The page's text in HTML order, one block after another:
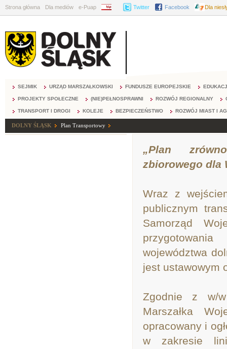
Strona główna Dla mediów e-Puap BIP Twitter Facebook Dla
SEJMIK URZĄD MARSZAŁKOWSKI FUNDUSZE EUROPEJSKIE
PROJEKTY SPOŁECZNE (NIE)PEŁNOSPRAWNI ROZWÓJ REGIONALNY
TRANSPORT I DROGI KOLEJE BEZPIECZEŃSTWO ROZWÓJ MIAST I
DOLNY ŚLĄSK Plan Transportowy
„Plan
zbiorowego dla
Wraz z
publicznym
Samorząd
województwa
jest ustawowym
Zgodnie z w/
Marszałka
opracowany i
w zakresie